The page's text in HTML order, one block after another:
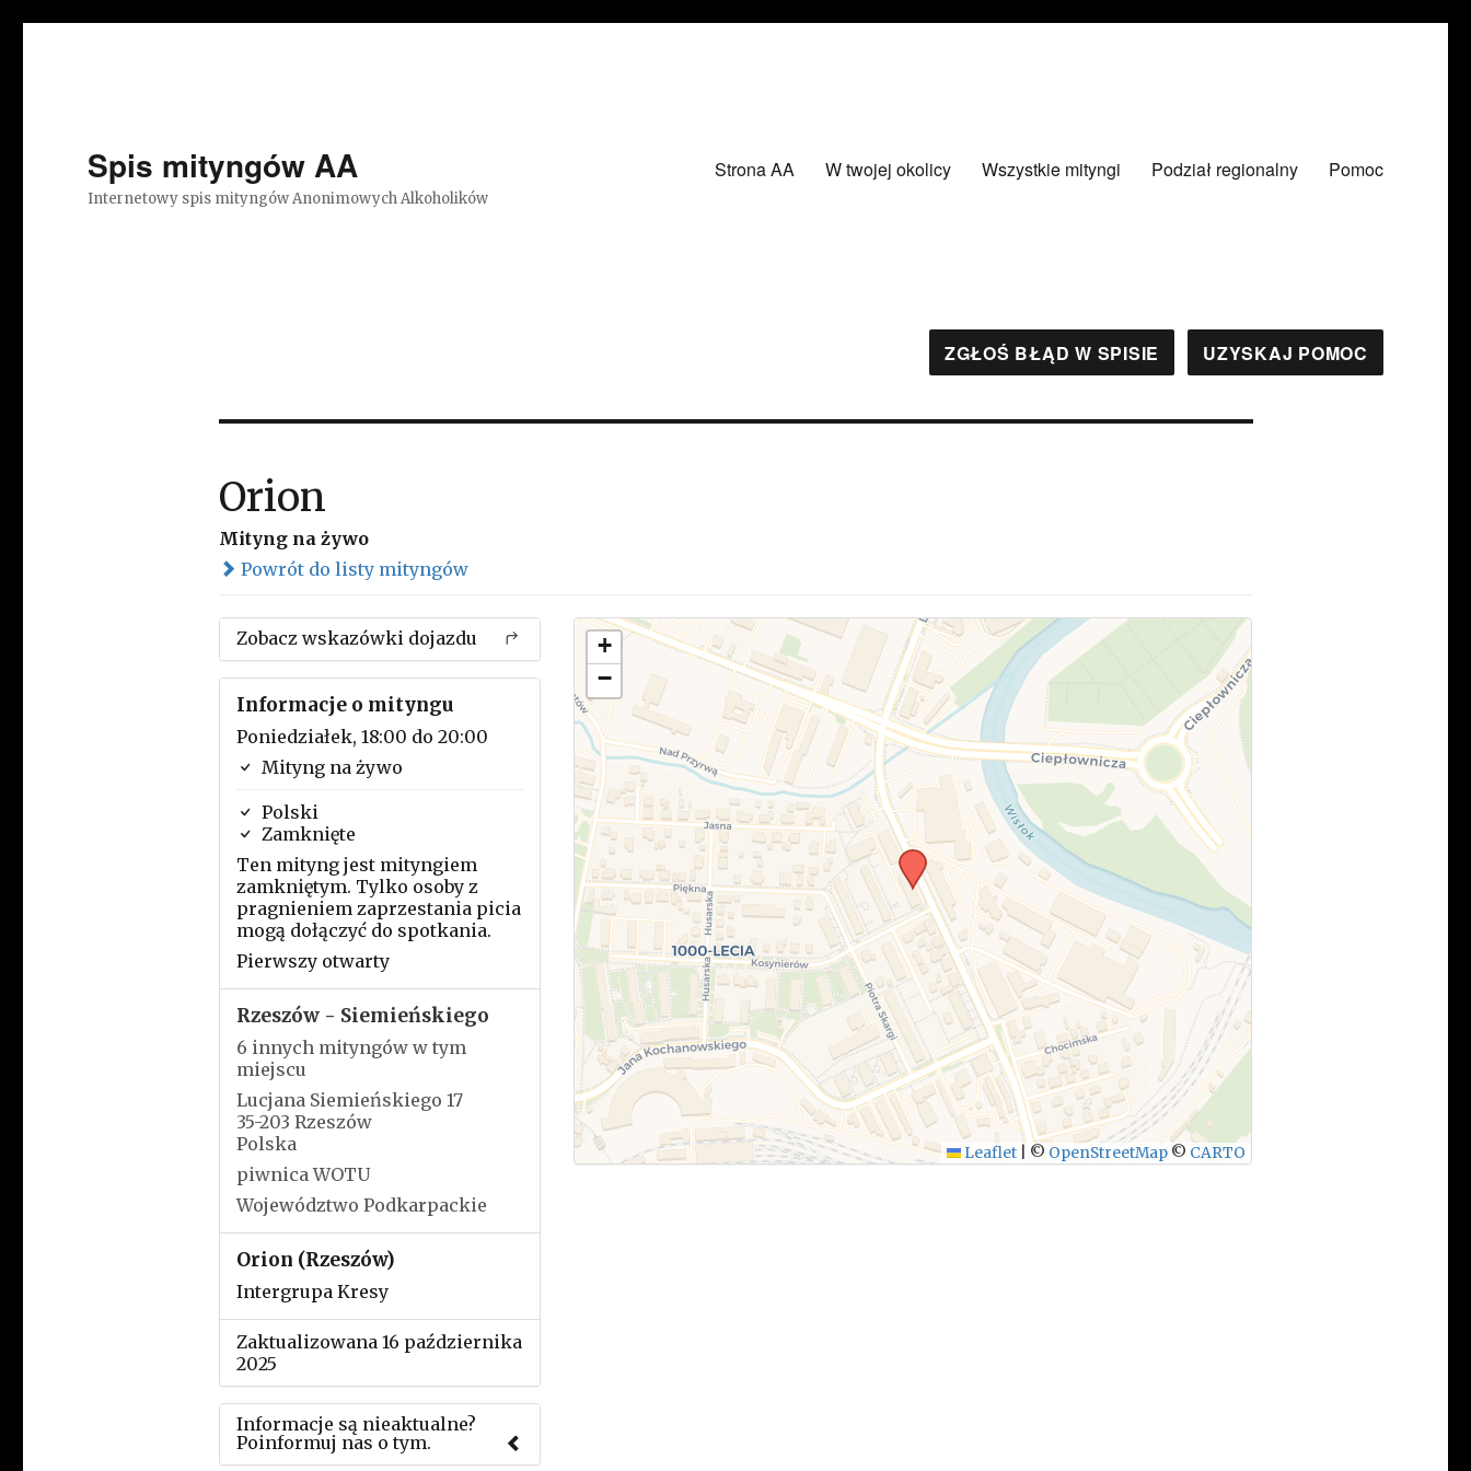
Spis mityngów AA
Internetowy spis mityngów Anonimowych Alkoholików
Strona AA W twojej okolicy Wszystkie mityngi Podział regionalny Pomoc
ZGŁOŚ BŁĄD W SPISIE UZYSKAJ POMOC
Orion
Mityng na żywo
Powrót do listy mityngów
Zobacz wskazówki dojazdu
Informacje o mityngu
Poniedziałek, 18:00 do 20:00
Mityng na żywo
Polski
Zamknięte
Ten mityng jest mityngiem
zamkniętym. Tylko osoby z
pragnieniem zaprzestania picia
mogą dołączyć do spotkania.
Pierwszy otwarty
Rzeszów - Siemieńskiego
6 innych mityngów w tym
miejscu
Lucjana Siemieńskiego 17
35-203 Rzeszów
Polska
piwnica WOTU
Województwo Podkarpackie
Orion (Rzeszów)
Intergrupa Kresy
Zaktualizowana 16 października
2025
Informacje są nieaktualne?
Poinformuj nas o tym.
+
−
Leaflet © OpenStreetMap © CARTO